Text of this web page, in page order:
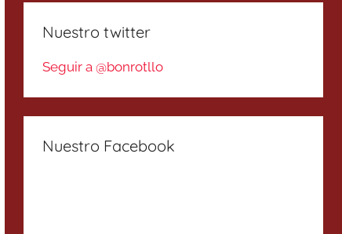
Nuestro twitter
Seguir a @bonrotllo
Nuestro Facebook